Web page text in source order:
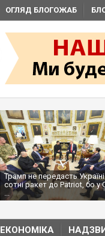
ОГЛЯД БЛОГОЖАБ
Трамп не передасть Україні
сотні ракет до Patriot, бо
...
ЕКОНОМІКА